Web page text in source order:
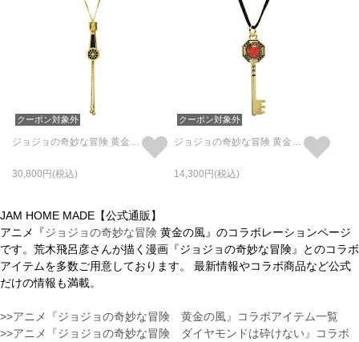
クーポン対象外
ジョジョの奇妙な冒険 黄金の風ジッパーネックレス（スティッキー・フィンガーズ）
30,800
クーポン対象外
ジョジョの奇妙な冒険 黄金の風キーネックレス
14,300
JAM HOME MADE【公式通販】
アニメ『ジョジョの奇妙な冒険 黄金の風』のコラボレーションページ
です。荒木飛呂彦さんが描く漫画『ジョジョの奇妙な冒険』とのコラボ
アイテムを多数ご用意しております。 最新情報やコラボ商品など公式
だけの情報も満載。
>>アニメ『ジョジョの奇妙な冒険 黄金の風』コラボアイテム一覧
>>アニメ『ジョジョの奇妙な冒険 ダイヤモンドは砕けない』コラボ